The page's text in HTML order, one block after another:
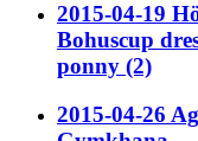
2015-04-19
Bohuscup
ponny (2)
2015-04-26